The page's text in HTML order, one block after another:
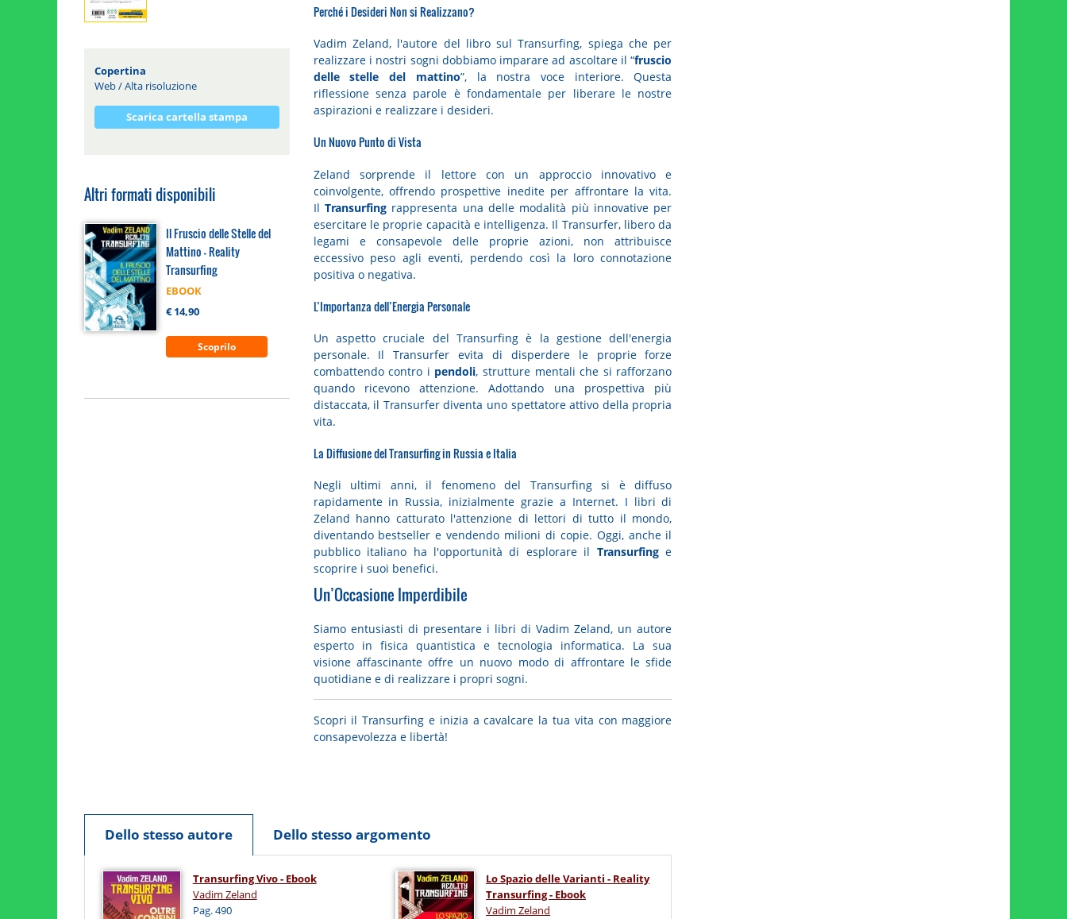
Copertina
Web/Alta risoluzione
Scarica cartella stampa
Altri formati disponibili
Il Fruscio delle Stelle del
Mattino - Reality
Transurfing
EBOOK
€ 14,90
Scoprilo
Perché i Desideri Non si Realizzano?
Vadim Zeland, l'autore del libro sul Transurfing, spiega che per
realizzare i nostri sogni dobbiamo imparare ad ascoltare il “fruscio
delle stelle del mattino”, la nostra voce interiore. Questa
riflessione senza parole è fondamentale per liberare le nostre
aspirazioni e realizzare i desideri.
Un Nuovo Punto di Vista
Zeland sorprende il lettore con un approccio innovativo e
coinvolgente, offrendo prospettive inedite per affrontare la vita.
Il Transurfingrappresenta una delle modalità più innovative per
esercitare le proprie capacità e intelligenza. Il Transurfer, libero da
legami e consapevole delle proprie azioni, non attribuisce
eccessivo peso agli eventi, perdendo così la loro connotazione
positiva o negativa.
L’Importanza dell’Energia Personale
Un aspetto cruciale del Transurfing è la gestione dell'energia
personale. Il Transurfer evita di disperdere le proprie forze
combattendo contro i pendoli, strutture mentali che si rafforzano
quando ricevono attenzione. Adottando una prospettiva più
distaccata, il Transurfer diventa uno spettatore attivo della propria
vita.
La Diffusione del Transurfing in Russia e Italia
Negli ultimi anni, il fenomeno del Transurfing si è diffuso
rapidamente in Russia, inizialmente grazie a Internet. I libri di
Zeland hanno catturato l'attenzione di lettori di tutto il mondo,
diventando bestseller e vendendo milioni di copie. Oggi, anche il
pubblico italiano ha l'opportunità di esplorare il Transurfinge
scoprire i suoi benefici.
Un’Occasione Imperdibile
Siamo entusiasti di presentare i libri di Vadim Zeland, un autore
esperto in fisica quantistica e tecnologia informatica. La sua
visione affascinante offre un nuovo modo di affrontare le sfide
quotidiane e di realizzare i propri sogni.
Scopri il Transurfing e inizia a cavalcare la tua vita con maggiore
consapevolezza e libertà!
Dello stesso autore Dello stesso argomento
Transurfing Vivo - Ebook
Vadim Zeland
Pag. 490
Lo Spazio delle Varianti - Reality
Transurfing - Ebook
Vadim Zeland